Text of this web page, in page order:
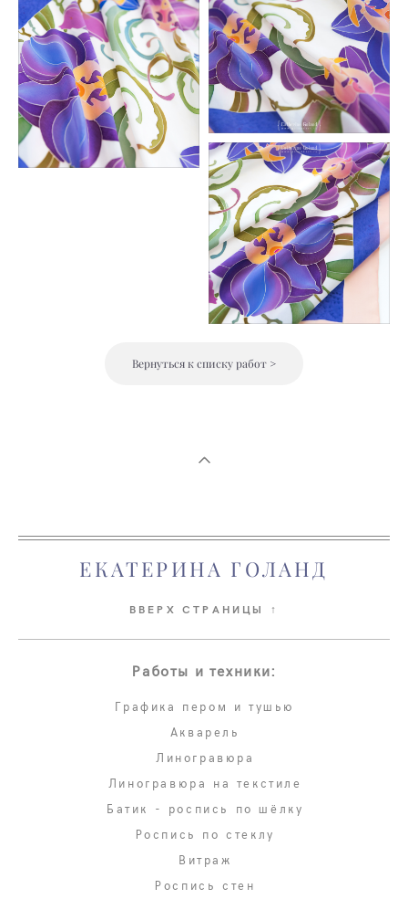
Вернуться к списку работ >
ЕКАТЕРИНА ГОЛАНД
ВВЕРХ СТРАНИЦЫ ↑
Работы и техники:
Графика пером и тушью
Акварель
Линогравюра
Линогравюра на текстиле
Батик - роспись по шёлку
Роспись по стеклу
Витраж
Роспись стен